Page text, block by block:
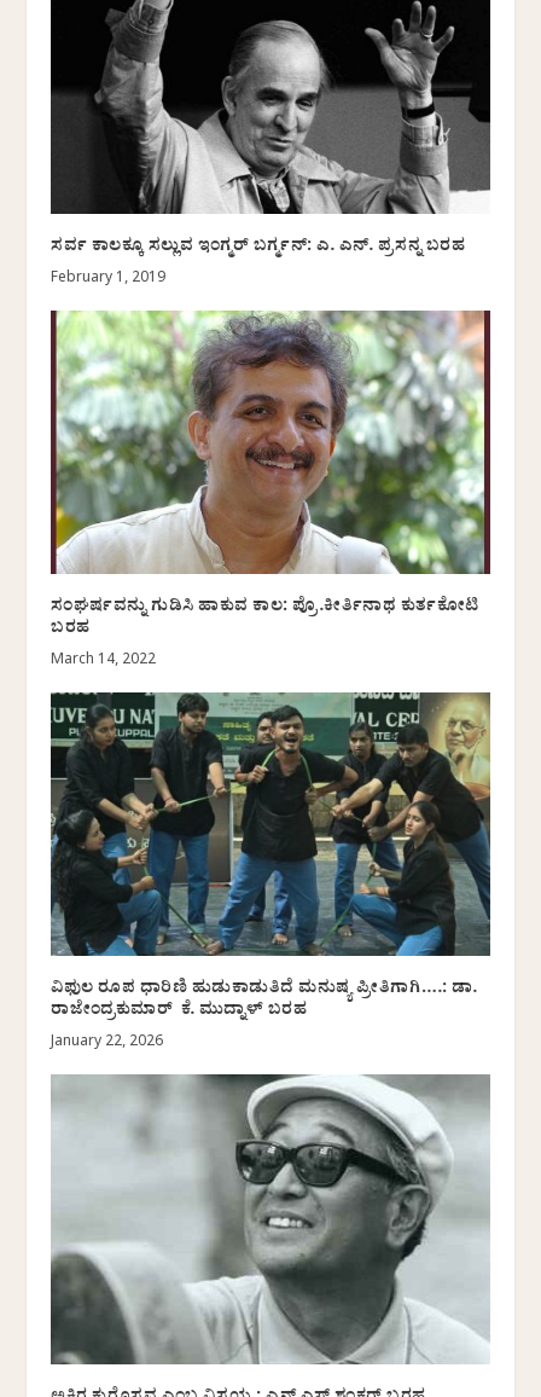
ಸರ್ವ ಕಾಲಕ್ಕೂ ಸಲ್ಲುವ ಇಂಗ್ಮರ್ ಬರ್ಗ್ಮನ್: ಎ. ಎನ್. ಪ್ರಸನ್ನ ಬರಹ
February 1, 2019
ಸಂಘರ್ಷವನ್ನು ಗುಡಿಸಿ ಹಾಕುವ ಕಾಲ: ಪ್ರೊ.ಕೀರ್ತಿನಾಥ ಕುರ್ತಕೋಟಿ
ಬರಹ
March 14, 2022
ವಿಫುಲ ರೂಪ ಧಾರಿಣಿ ಹುಡುಕಾಡುತಿದೆ ಮನುಷ್ಯ ಪ್ರೀತಿಗಾಗಿ….: ಡಾ.
ರಾಜೇಂದ್ರಕುಮಾರ್ ಕೆ. ಮುದ್ನಾಳ್ ಬರಹ
January 22, 2026